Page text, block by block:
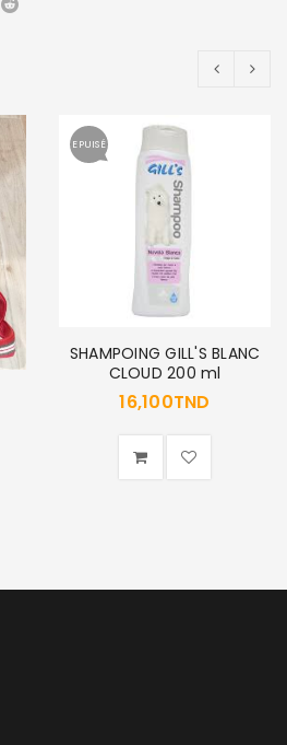
Se souvenir de moi
EPUISÉ
SHAMPOING GILL'S BLANC
CLOUD 200 ml
16,100TND